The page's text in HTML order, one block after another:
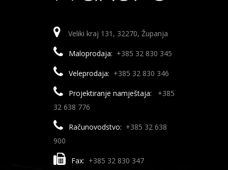
Veliki kraj 131, 32270, Županja
Maloprodaja: +385 32 830 345
Veleprodaja: +385 32 830 346
Projektiranje namještaja:
+385
32 638 776
Računovodstvo: +385 32 638
900
Fax: +385 32 830 347